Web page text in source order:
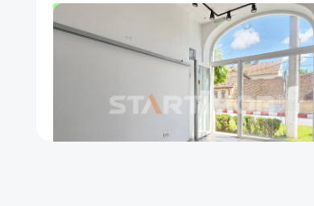
EXCLUSIVITATE COMISION 50%
Spatiu comercial cu vizibilitate stradala
Parter
Etaj